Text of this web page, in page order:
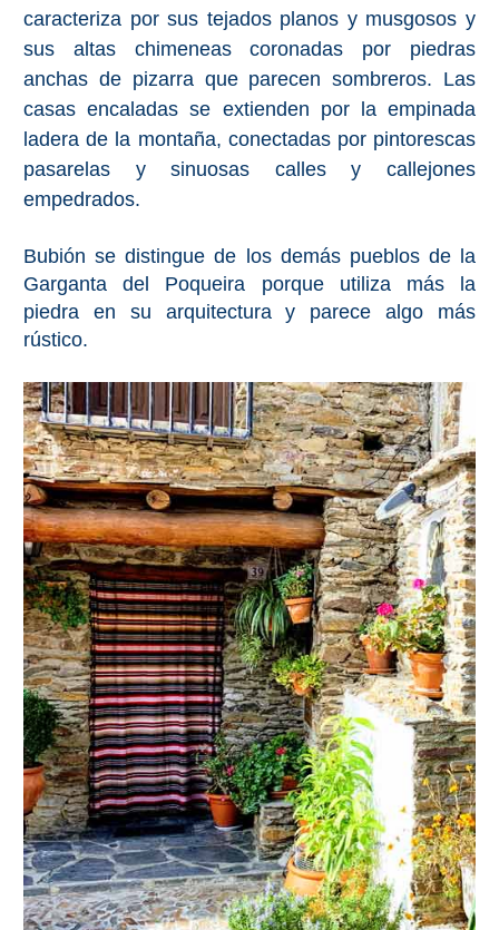
caracteriza por sus tejados planos y musgosos y
sus altas chimeneas coronadas por piedras
anchas de pizarra que parecen sombreros. Las
casas encaladas se extienden por la empinada
ladera de la montaña, conectadas por pintorescas
pasarelas y sinuosas calles y callejones
empedrados.
Bubión se distingue de los demás pueblos de la
Garganta del Poqueira porque utiliza más la
piedra en su arquitectura y parece algo más
rústico.